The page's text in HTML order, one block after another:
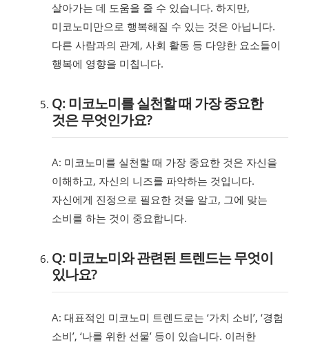
살아가는 데 도움을 줄 수 있습니다. 하지만,
미코노미만으로 행복해질 수 있는 것은 아닙니다.
다른 사람과의 관계, 사회 활동 등 다양한 요소들이
행복에 영향을 미칩니다.
Q: 미코노미를 실천할 때 가장 중요한
것은 무엇인가요?
A: 미코노미를 실천할 때 가장 중요한 것은 자신을
이해하고, 자신의 니즈를 파악하는 것입니다.
자신에게 진정으로 필요한 것을 알고, 그에 맞는
소비를 하는 것이 중요합니다.
Q: 미코노미와 관련된 트렌드는 무엇이
있나요?
A: 대표적인 미코노미 트렌드로는 ‘가치 소비’, ‘경험
소비’, ‘나를 위한 선물’ 등이 있습니다. 이러한